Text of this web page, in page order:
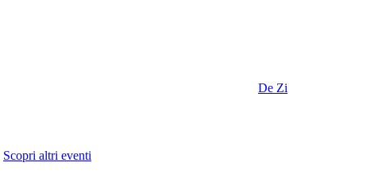
De Zi
Scopri altri eventi